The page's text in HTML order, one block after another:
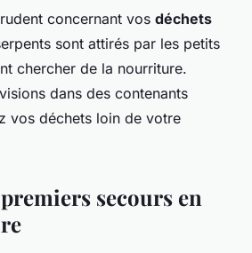
concernant vos déchets
sont attirés par les petits
chercher de la nourriture.
dans des contenants
vos déchets loin de votre
secours en